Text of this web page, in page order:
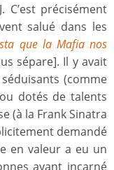
C’est précisément
salué dans les
que la Mafia nos
sépare]. Il y avait
(comme
dotés de talents
(à la Frank Sinatra
demandé
en valeur a eu un
ayant incarné